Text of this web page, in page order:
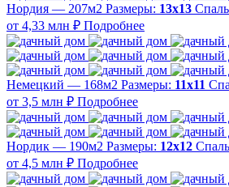
Нордия — 207м2 Размеры: 13х13
от 4,33 млн ₽ Подробнее
Немецкий — 168м2 Размеры: 11х11
от 3,5 млн ₽ Подробнее
Нордик — 190м2 Размеры: 12х12
от 4,5 млн ₽ Подробнее